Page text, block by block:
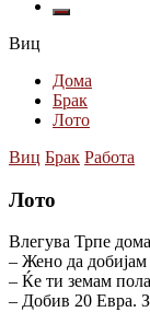
Виц
Дома
Брак
Лото
Виц Брак Работа
Лото
Влегува Трпе
– Жено да
– Ќе ти земам
– Добив 20 Евра.